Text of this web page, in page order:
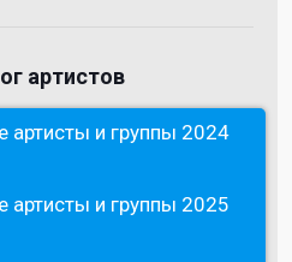
артистов
артисты и группы 2024
артисты и группы 2025